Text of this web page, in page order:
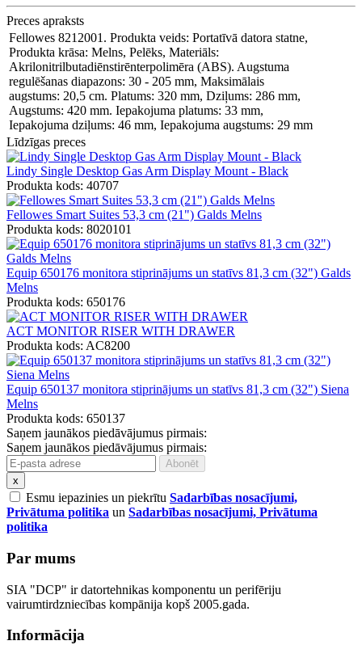
Preces apraksts
Fellowes 8212001. Produkta veids: Portatīvā datora statne,
Produkta krāsa: Melns, Pelēks, Materiāls:
Akrilonitrilbutadiēnstirēnterpolimēra (ABS). Augstuma
regulēšanas diapazons: 30 - 205 mm, Maksimālais
augstums: 20,5 cm. Platums: 320 mm, Dziļums: 286 mm,
Augstums: 420 mm. Iepakojuma platums: 33 mm,
Iepakojuma dziļums: 46 mm, Iepakojuma augstums: 29 mm
Līdzīgas preces
Lindy Single Desktop Gas Arm Display Mount - Black
Produkta kods: 40707
Fellowes Smart Suites 53,3 cm (21") Galds Melns
Produkta kods: 8020101
Equip 650176 monitora stiprinājums un statīvs 81,3 cm (32") Galds
Melns
Produkta kods: 650176
ACT MONITOR RISER WITH DRAWER
Produkta kods: AC8200
Equip 650137 monitora stiprinājums un statīvs 81,3 cm (32") Siena
Melns
Produkta kods: 650137
Saņem jaunākos piedāvājumus pirmais:
Saņem jaunākos piedāvājumus pirmais:
x
Esmu iepazinies un piekrītu Sadarbības nosacījumi,
Privātuma politika un Sadarbības nosacījumi, Privātuma
politika
Par mums
SIA "DCP" ir datortehnikas komponentu un perifēriju
vairumtirdzniecības kompānija kopš 2005.gada.
Informācija